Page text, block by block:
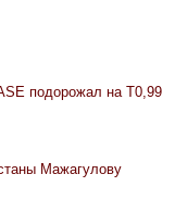
подорожал на Т0,99
Мажагулову